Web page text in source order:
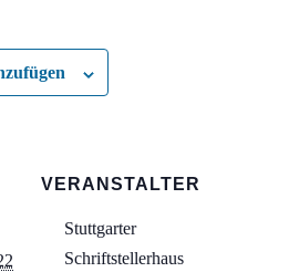
VERANSTALTER
Stuttgarter
Schriftstellerhaus